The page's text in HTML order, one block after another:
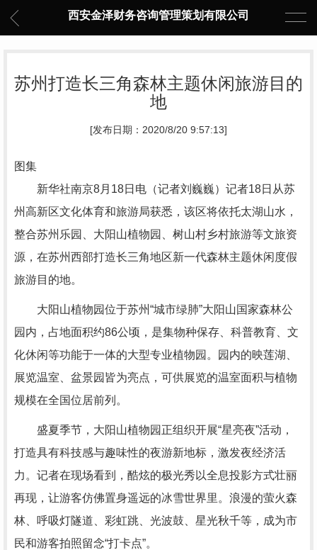
西安金泽财务咨询管理策划有限公司
苏州打造长三角森林主题休闲旅游目的
地
[发布日期：2020/8/20 9:57:13]
图集
新华社南京8月18日电（记者刘巍巍）记者18日从苏
州高新区文化体育和旅游局获悉，该区将依托太湖山水，
整合苏州乐园、大阳山植物园、树山村乡村旅游等文旅资
源，在苏州西部打造长三角地区新一代森林主题休闲度假
旅游目的地。
大阳山植物园位于苏州“城市绿肺”大阳山国家森林公
园内，占地面积约86公顷，是集物种保存、科普教育、文
化休闲等功能于一体的大型专业植物园。园内的映莲湖、
展览温室、盆景园皆为亮点，可供展览的温室面积与植物
规模在全国位居前列。
盛夏季节，大阳山植物园正组织开展“星亮夜”活动，
打造具有科技感与趣味性的夜游新地标，激发夜经济活
力。记者在现场看到，酷炫的极光秀以全息投影方式壮丽
再现，让游客仿佛置身遥远的冰雪世界里。浪漫的萤火森
林、呼吸灯隧道、彩虹跳、光波鼓、星光秋千等，成为市
民和游客拍照留念“打卡点”。